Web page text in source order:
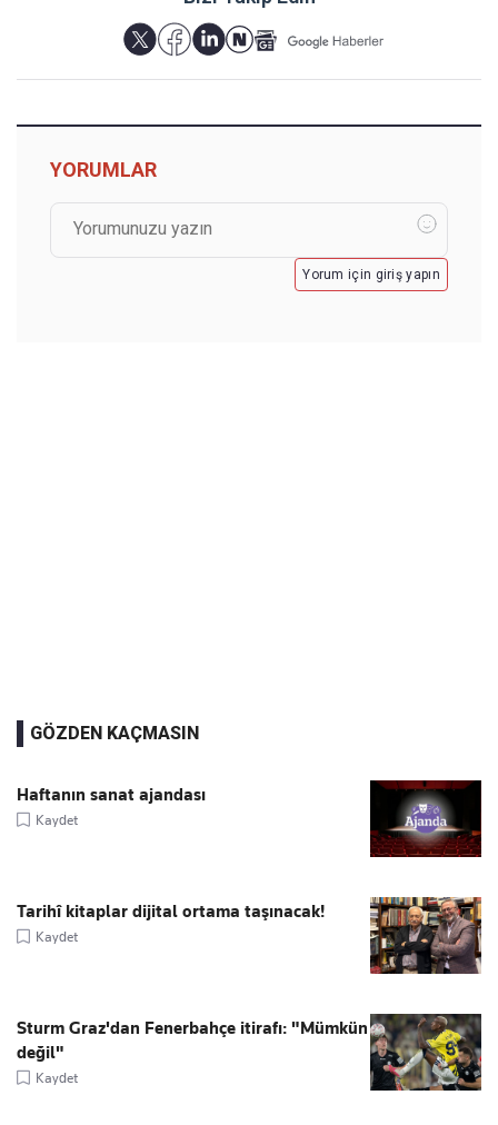
YORUMLAR
Yorum için giriş yapın
GÖZDEN KAÇMASIN
Haftanın sanat ajandası
Kaydet
Tarihî kitaplar dijital ortama taşınacak!
Kaydet
Sturm Graz'dan Fenerbahçe itirafı: "Mümkün
değil"
Kaydet